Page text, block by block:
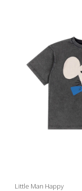
Little Man Happy